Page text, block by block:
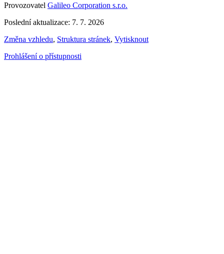
Provozovatel Galileo Corporation s.r.o.
Poslední aktualizace: 7. 7. 2026
Změna vzhledu, Struktura stránek, Vytisknout
Prohlášení o přístupnosti